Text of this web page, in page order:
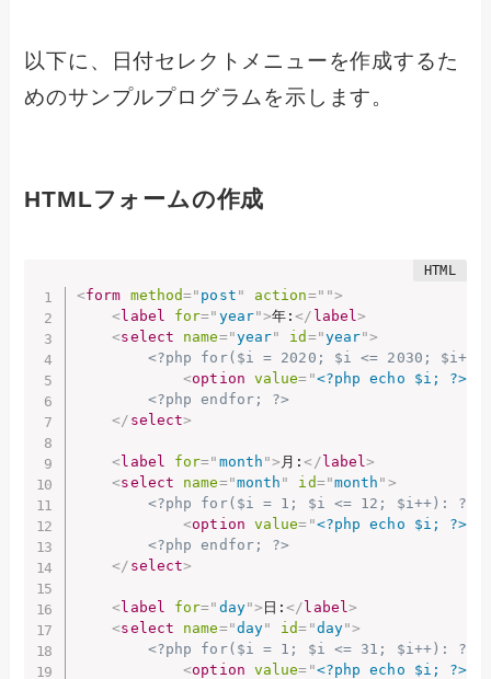
以下に、日付セレクトメニューを作成するた
めのサンプルプログラムを示します。
HTMLフォームの作成
<form method=" post " action=" ">
<label for=" year">年:</ label>
<select name="year" id ="year">
<?php for($i = 2020; $i <= 2030;
<option value= "<?php echo $i; ?>
<?php endfor; ?>
</ select>
<label for=" month "> 月:</label>
<select name="month " id="month " >
<?php for($i = 1; $i <= 12; $i++): ?>
<option value= "<?php echo $i; ?>
<?php endfor; ?>
</ select>
<label for=" day"> 日:</label >
<select name="day" id= "day">
<?php for($i = 1; $i <= 31; $i++): ?>
<option value= "<?php echo $i; ?>